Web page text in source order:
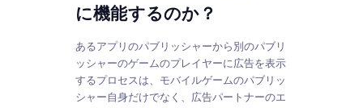
に機能するのか？
あるアプリのパブリッシャーから別のパブリ
ッシャーのゲームのプレイヤーに広告を表示
するプロセスは、モバイルゲームのパブリッ
シャー自身だけでなく、広告パートナーのエ